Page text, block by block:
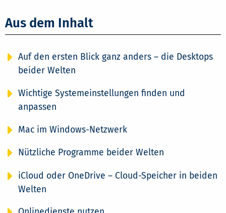
Aus dem Inhalt
Auf den ersten Blick ganz anders – die Desktops
beider Welten
Wichtige Systemeinstellungen finden und
anpassen
Mac im Windows-Netzwerk
Nützliche Programme beider Welten
iCloud oder OneDrive – Cloud-Speicher in beiden
Welten